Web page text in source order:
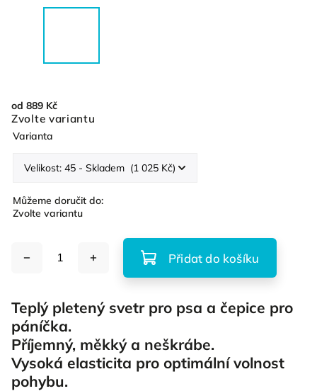
od 889 Kč
Zvolte variantu
Varianta
Můžeme doručit do:
Zvolte variantu
Přidat do košíku
Teplý pletený svetr pro psa a čepice pro
páníčka.
Příjemný, měkký a neškrábe.
Vysoká elasticita pro optimální volnost
pohybu.